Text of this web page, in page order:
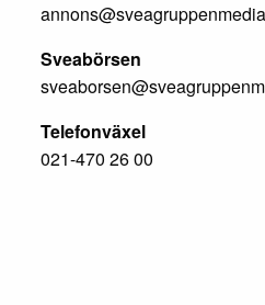
Sveabörsen
Telefonväxel
021-470 26 00